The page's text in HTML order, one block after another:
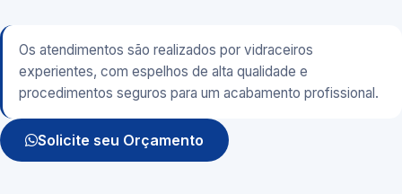
Os atendimentos são realizados por vidraceiros
experientes, com espelhos de alta qualidade e
procedimentos seguros para um acabamento profissional.
Solicite seu Orçamento